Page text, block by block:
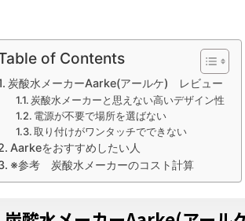
of Contents
炭酸水メーカーAarke(アールケ) レビュー
炭酸水メーカーと思えない高いデザイン性
電源が不要で場所を選ばない
取り付けがワンタッチでできない
Aarkeをおすすめしたい人
※参考 炭酸水メーカーのコスト計算